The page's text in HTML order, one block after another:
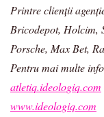
Printre clienții
Bricodepot, Holcim,
Porsche, Max Bet,
Pentru mai multe
atletiq.ideologiq.com
www.ideologiq.com